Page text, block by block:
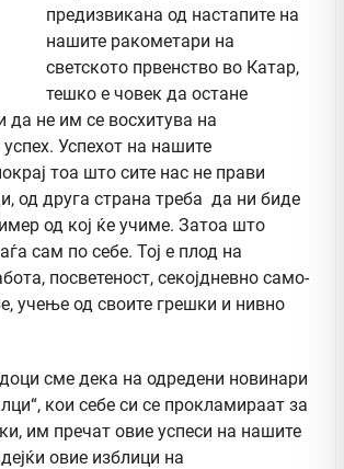
предизвикана од настапите на
нашите ракометари на
светското првенство во Катар,
тешко е човек да остане
да не им се восхитува на
успех. Успехот на нашите
тоа што сите нас не прави
од друга страна треба да ни биде
од кој ќе учиме. Затоа што
сам по себе. Тој е плод на
посветеност, секојдневно само-
учење од своите грешки и нивно
сме дека на одредени новинари
кои себе си се прокламираат за
им пречат овие успеси на нашите
овие изблици на